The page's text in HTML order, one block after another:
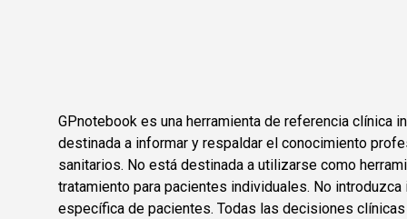
GPnotebook es una herramienta de referencia clínica
destinada a informar y respaldar el conocimiento
sanitarios. No está destinada a utilizarse como
tratamiento para pacientes individuales. No
específica de pacientes. Todas las decisiones